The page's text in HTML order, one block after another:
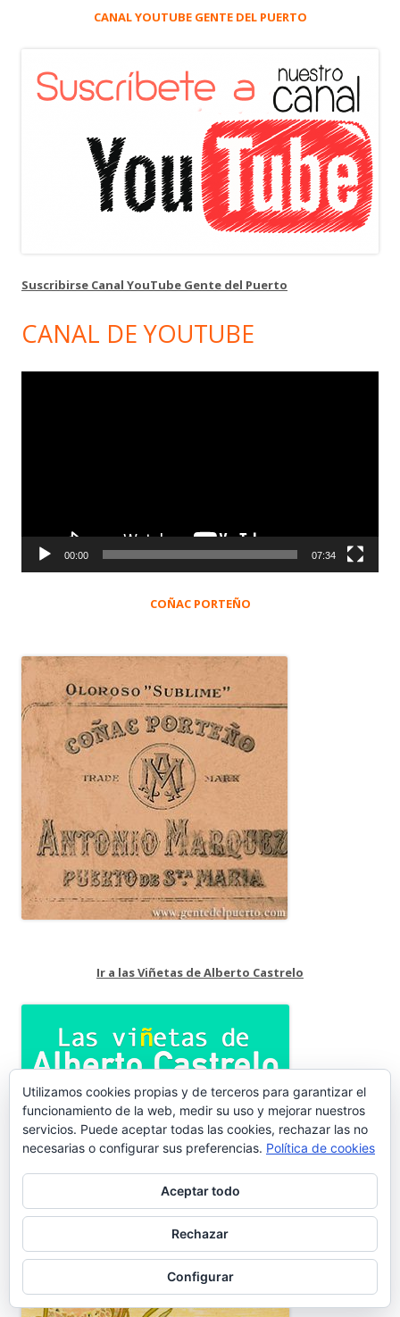
CANAL YOUTUBE GENTE DEL PUERTO
Suscribirse Canal YouTube Gente del Puerto
CANAL DE YOUTUBE
00:00 07:34
COÑAC PORTEÑO
Ir a las Viñetas de Alberto Castrelo
Refrescos La Porteña
Utilizamos cookies propias y de terceros para garantizar el
funcionamiento de la web, medir su uso y mejorar nuestros
servicios. Puede aceptar todas las cookies, rechazar las no
necesarias o configurar sus preferencias. Política de cookies
Aceptar todo
Rechazar
Configurar